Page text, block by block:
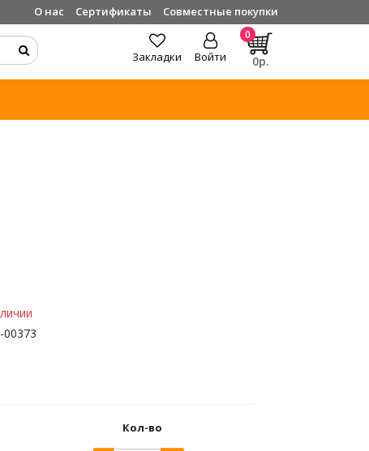
О нас Сертификаты Совместные покупки
0
0р.
Войти
Закладки
00373
Кол-во